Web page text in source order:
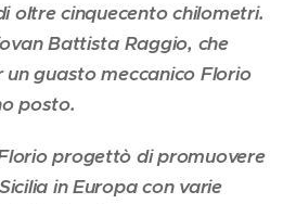
oltre cinquecento chilometri.
Battista Raggio, che
guasto meccanico Florio
posto.
progettò di promuovere
in Europa con varie